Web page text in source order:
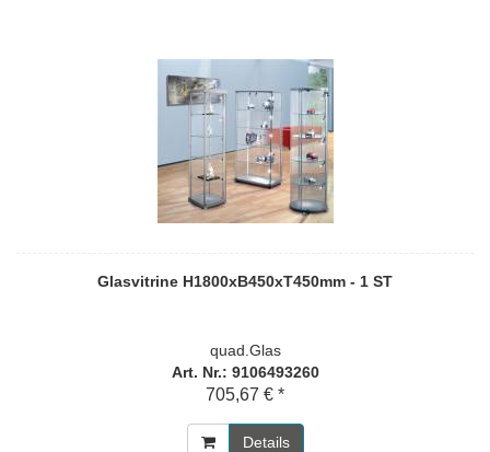
Glasvitrine H1800xB450xT450mm - 1 ST
quad.Glas
Art. Nr.: 9106493260
705,67 € *
Details